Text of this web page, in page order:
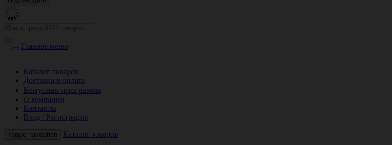
Главное меню
Каталог товаров
Доставка и оплата
Бонусная программа
О компании
Контакты
Вход / Регистрация
Toggle navigation Каталог товаров